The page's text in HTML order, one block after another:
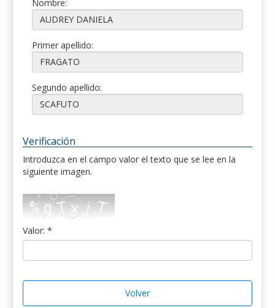
Nombre:
Primer apellido:
Segundo apellido:
Verificación
Introduzca en el campo valor el texto que se lee en la
siguiente imagen.
Valor: *
Volver